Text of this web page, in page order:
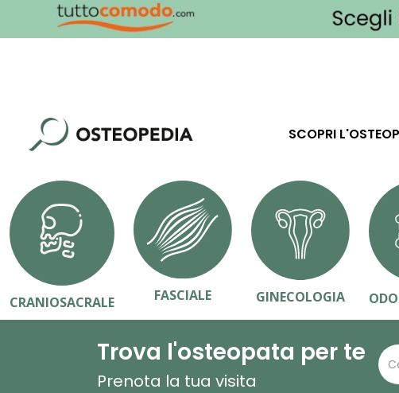
SCOPRI
CRANIOSACRALE FASCIALE GINECOLOGIA
Trova l'osteopata per te
Prenota la tua visita